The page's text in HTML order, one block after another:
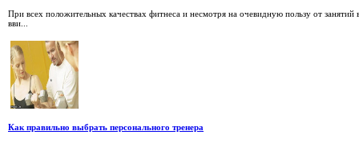
При всех положительных качествах фитнеса и несмотря на очевидную пользу от
вви...
Как правильно выбрать персонального тренера